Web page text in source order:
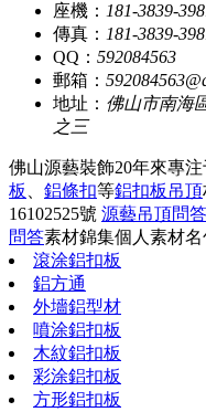
座機： 181-3839-
傳真： 181-3839-
QQ： 592084563
郵箱：
地址： 佛山市南海
之三
佛山源藝裝飾20年來專
板 、 鋁條扣等鋁扣板吊頂
16102525號 源藝吊頂問答
問答素材錦集個人素材名
滾涂鋁扣板
鋁方通
外墻鋁型材
噴涂鋁扣板
木紋鋁扣板
彩涂鋁扣板
方形鋁扣板